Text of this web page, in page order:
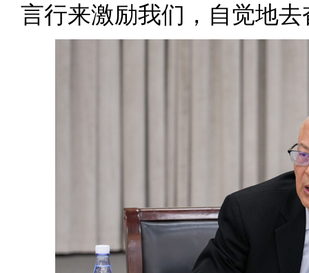
言行来激励我们，自觉地去